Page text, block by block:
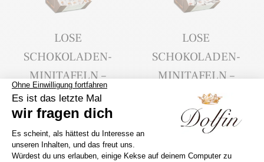
LOSE
SCHOKOLADEN-
MINITAFELN –
ZARTBITTER &
GESALZENEN
MANDELN
89,95€
LOSE
SCHOKOLADEN-
MINITAFELN –
VOLLMILCH &
SPEKULATIUS
89,95€